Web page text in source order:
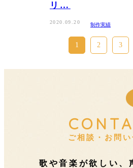
リ…
2020.09.20 制作実績
1 2 3
ご相談・お問い
歌や音楽が欲しい、